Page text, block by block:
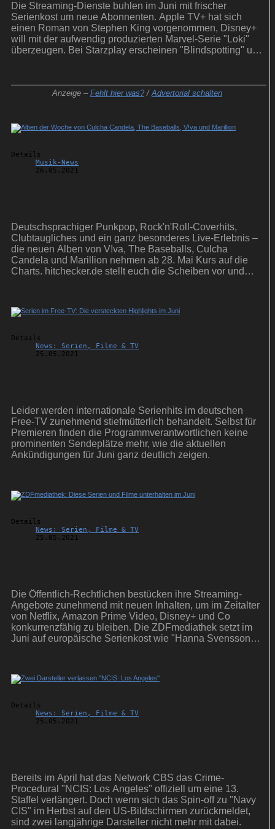
Die Streaming-Dienste buhlen im Juni mit frischer
Serienkost um neue Abonnenten. Apple TV+ hat sich
einen Roman von Stephen King vorgenommen, Disney+
will mit der aufwendig produzierten Marvel-Serie "Loki"
überzeugen. Bei Starzplay erscheinen "Blindspotting" und
Anzeige – Fehlt hier was? /Advertorial schalten
Details
Musik-News
26.05.2021
Deutschsprachiger Punkpop, Rock'n'Roll-Coverhits,
Clubtaugliches und ein ganz besonderes Live-Erlebnis –
die neuen Alben von V!va, The Baseballs, Culcha
Candela und Marillion nehmen ab 28. Mai Kurs auf die
Charts. hitchecker.de stellt euch die Scheiben vor und
Details
News: Serien, Filme & TV
25.05.2021
Leider werden internationale Serienhits im deutschen
Free-TV zunehmend stiefmütterlich behandelt. Selbst für
Premieren finden die Programmverantwortlichen keine
prominenten Sendeplätze mehr, wie die aktuellen
Ankündigungen für Juni ganz deutlich zeigen.
Details
News: Serien, Filme & TV
25.05.2021
Die Öffentlich-Rechtlichen bestücken ihre Streaming-
Angebote zunehmend mit neuen Inhalten, um im Zeitalter
von Netflix, Amazon Prime Video, Disney+ und Co
konkurrenzfähig zu bleiben. Die ZDFmediathek setzt im
Juni auf europäische Serienkost wie "Hanna Svensson",
Details
News: Serien, Filme & TV
25.05.2021
Bereits im April hat das Network CBS das Crime-
Procedural "NCIS: Los Angeles" offiziell um eine 13.
Staffel verlängert. Doch wenn sich das Spin-off zu "Navy
CIS" im Herbst auf den US-Bildschirmen zurückmeldet,
sind zwei langjährige Darsteller nicht mehr mit dabei.